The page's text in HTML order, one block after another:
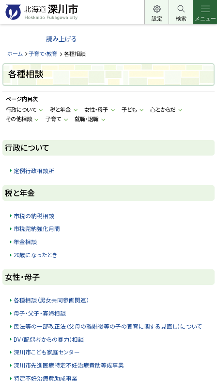
本
文
へ
ュ
へ
北
道
深
川
市
H
o
k
k
a
o
F
u
w
a
c
設定 検索 メニュー
読み上げる
ホーム 子育て・教育 各種相談
各種相談
ページ内目次
行政について
税と年金 女性・母子 子ども
心とからだ
その他相談
子育て 就職・退職
行政について
定例行政相談所
ト
ッ
プ
に
税と年金
市税の納税相談
市税完納強化月間
年金相談
20歳になったとき
ト
ッ
プ
に
女性・母子
各種相談（男女共同参画関連）
母子・父子・寡婦相談
民法等の一部改正法（父母の離婚後等の子の養育に関する見直し）について
DV（配偶者からの暴力）相談
深川市こども家庭センター
深川市先進医療特定不妊治療費助等成事業
特定不妊治療費助成事業